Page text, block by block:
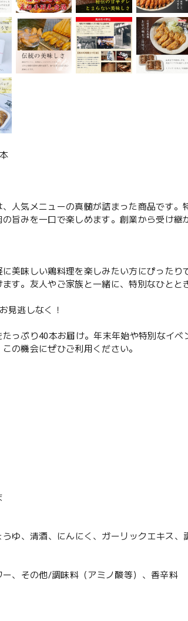
人気メニューの真髄が詰まった商品です
旨みを一口で楽しめます。創業から受け
美味しい鶏料理を楽しみたい方にぴった
す。友人やご家族と一緒に、特別なひとと
見逃しなく！
っぷり40本お届け。年末年始や特別なイ
の機会にぜひご利用ください。
ゆ、清酒、にんにく、ガーリックエキス、
、その他/調味料（アミノ酸等）、香辛料